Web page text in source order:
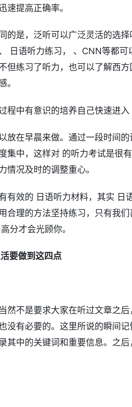
速提高正确率。
的是，泛听可以广泛灵活的选
日语听力练习， 、CNN等都可
但练习了听力，也可以了解西
。
程中有意识的培养自己快速进入
放在早晨来做。通过一段时间
集中，这样对 的听力考试是很
情况及时的调整重心。
有效的 日语听力材料，其实 日
合理的方法坚持练习，只有我
分才会光顾你。
要做到这四点
然不是要求大家在听过文章之
没有必要的。这里所说的瞬间
其中的关键词和重要信息。之